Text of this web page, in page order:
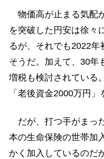
物価高が止まる気配
を突破した円安は徐々
るが、それでも2022年
そうだ。加えて、30年
増税も検討されている
「老後資金2000万円
だが、打つ手がまっ
本の生命保険の世帯加
かく加入しているのだ